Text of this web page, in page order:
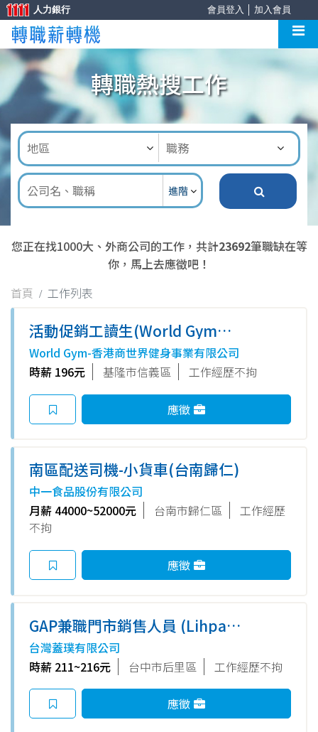
會員登入 加入會員
人力銀行
轉職熱搜工作
進階
您正在找1000大、外商公司的工作，共計23692筆職缺在等
你，馬上去應徵吧！
首頁
工作列表
活動促銷工讀生(World Gym基
隆信義店)
World Gym-香港商世界健身事業有限公司
時薪 196元
基隆市信義區 工作經歷不拘
應徵
南區配送司機-小貨車(台南歸仁)
中一食品股份有限公司
月薪 44000~52000元
台南市歸仁區
工作經歷
不拘
應徵
GAP兼職門市銷售人員 (Lihpao
Outlet 台中麗寶)
台灣蓋璞有限公司
時薪 211~216元
台中市后里區 工作經歷不拘
應徵